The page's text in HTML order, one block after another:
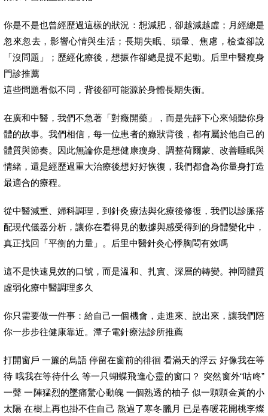
你是不是也曾經歷過這樣的狀況：想減肥，卻越減越虛；月經總是
忽來忽去，影響心情與生活；長期失眠、頭暈、焦慮，檢查卻說
「沒問題」；歷經化療後，想振作卻總是提不起勁。后里中醫瘦身
門診推薦
這些問題看似不同，背後卻可能源於身體長期失衡。
在廣和中醫，我們不急著「對癥開藥」，而是先靜下心來傾聽你身
體的故事。我們相信，每一位患者的癥狀背後，都有屬於他自己的
體質與節奏。因此無論你是想健康瘦身、調整荷爾蒙、改善睡眠與
情緒，還是經歷過重大治療後想好好恢復，我們都會為你量身打造
最適合的療程。
從中醫減重、婦科調理，到針灸療法與化療後修復，我們以診脈搭
配現代儀器分析，讓你在看得見的數據與感受得到的身體變化中，
真正找回「平衡的力量」。后里中醫針灸心悸胸悶有效嗎
這不是快速見效的口號，而是溫和、扎實、深層的轉變。神岡體質
虛弱化療中醫調理多久
你只需要做一件事：給自己一個機會，走進來、說出來，讓我們陪
你一步步往健康靠近。潭子電針療法診所推薦
打開窗戶 一簾的鳥語 停留在窗前的徘徊 看滿天的浮云 好像我在等
待 哦我在等待什么 等一只蝴蝶飛進心靈的窗口？ 突然窗外“咕咚”
一聲 一陣猛烈的墜痛驚心動魄 一個熟透的柚子 似一顆顆金黃的小
太陽 在樹上再也掛不住自己 熬過了寒冬臘月 已是春暖花開桃李燦